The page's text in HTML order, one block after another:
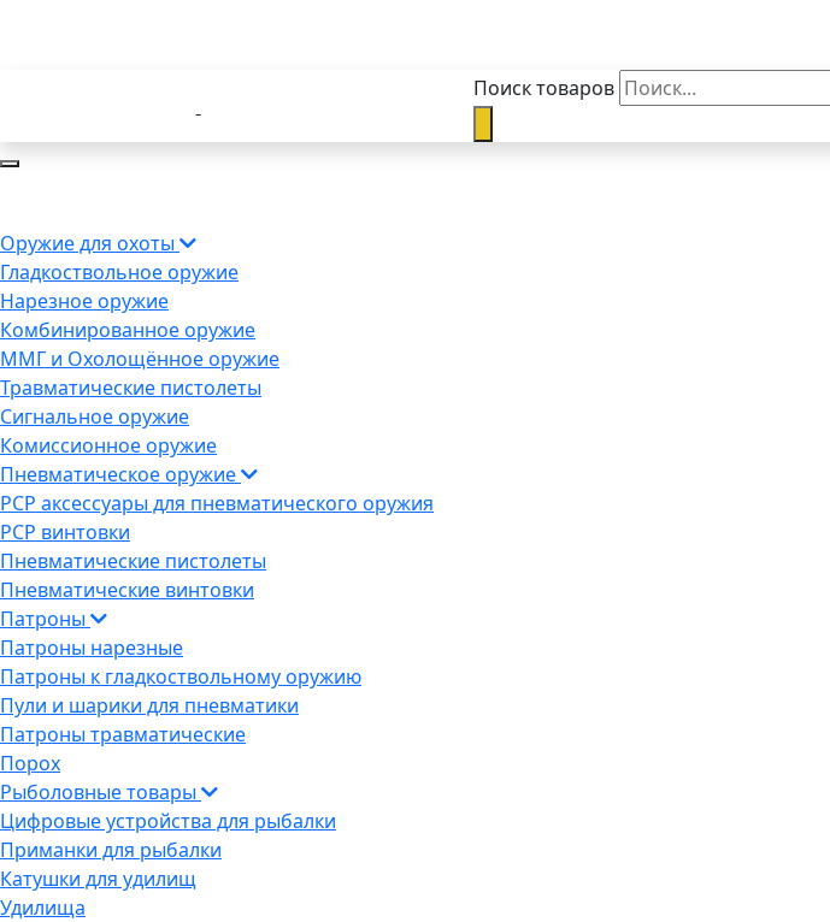
Поиск товаров
Оружие для охоты
Гладкоствольное оружие
Нарезное оружие
Комбинированное оружие
ММГ и Охолощённое оружие
Травматические пистолеты
Сигнальное оружие
Комиссионное оружие
Пневматическое оружие
PCP аксессуары для пневматического оружия
PCP винтовки
Пневматические пистолеты
Пневматические винтовки
Патроны
Патроны нарезные
Патроны к гладкоствольному оружию
Пули и шарики для пневматики
Патроны травматические
Порох
Рыболовные товары
Цифровые устройства для рыбалки
Приманки для рыбалки
Катушки для удилищ
Удилища